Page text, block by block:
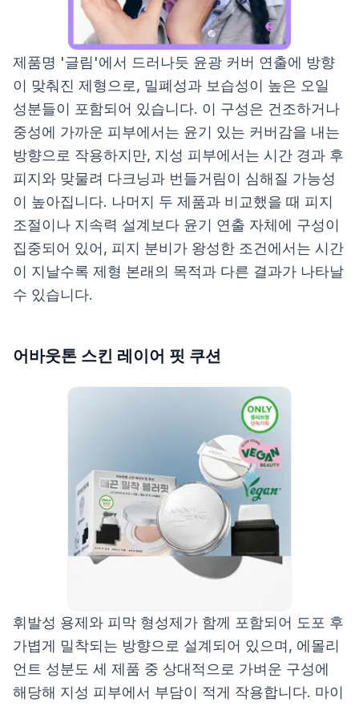
제품명 '글림'에서 드러나듯 윤광 커버 연출에 방향
이 맞춰진 제형으로, 밀폐성과 보습성이 높은 오일
성분들이 포함되어 있습니다. 이 구성은 건조하거나
중성에 가까운 피부에서는 윤기 있는 커버감을 내는
방향으로 작용하지만, 지성 피부에서는 시간 경과 후
피지와 맞물려 다크닝과 번들거림이 심해질 가능성
이 높아집니다. 나머지 두 제품과 비교했을 때 피지
조절이나 지속력 설계보다 윤기 연출 자체에 구성이
집중되어 있어, 피지 분비가 왕성한 조건에서는 시간
이 지날수록 제형 본래의 목적과 다른 결과가 나타날
수 있습니다.
어바웃톤 스킨 레이어 핏 쿠션
휘발성 용제와 피막 형성제가 함께 포함되어 도포 후
가볍게 밀착되는 방향으로 설계되어 있으며, 에몰리
언트 성분도 세 제품 중 상대적으로 가벼운 구성에
해당해 지성 피부에서 부담이 적게 작용합니다. 마이